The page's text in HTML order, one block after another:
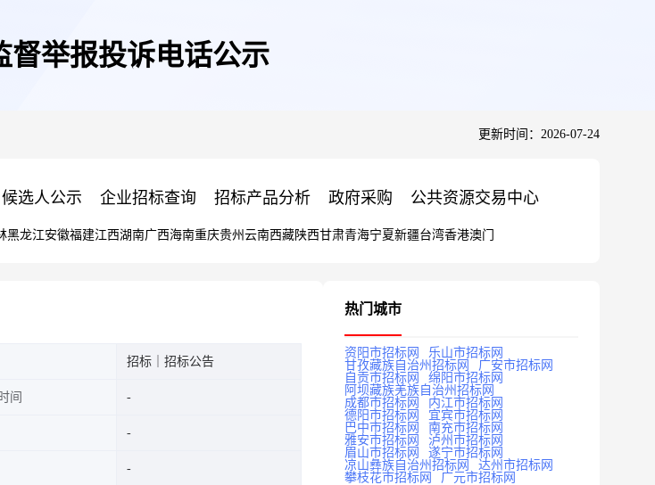
督举报投诉电话公示
更新时间：2026-07-24
候选人公示 企业招标查询 招标产品分析 政府采购 公共资源交易中心
黑龙江安徽福建江西湖南广西海南重庆贵州 云南西藏陕西甘肃青海宁夏新疆台湾香港澳门
招标｜招标公告
间
热门城市
资阳市招标网
乐山市招标网
甘孜藏族自治州招标网
广安市招标网
自贡市招标网
绵阳市招标网
阿坝藏族羌族自治州招标网
成都市招标网
内江市招标网
德阳市招标网
宜宾市招标网
巴中市招标网
南充市招标网
雅安市招标网
泸州市招标网
眉山市招标网
遂宁市招标网
凉山彝族自治州招标网
达州市招标网
攀枝花市招标网
广元市招标网